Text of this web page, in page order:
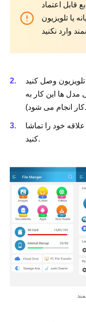
قابل اعتماد
یا تلویزیون
تلویزیون وصل کنید
مدل ها این کار به
انجام می شود)
خود را تماشا
کنید.